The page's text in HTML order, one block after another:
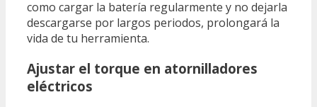
como cargar la batería regularmente y no dejarla
descargarse por largos periodos, prolongará la
vida de tu herramienta.
Ajustar el torque en atornilladores
eléctricos